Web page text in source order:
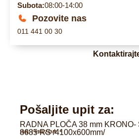
Subota:08:00-14:00
Pozovite nas
011 441 00 30
Pošaljite upit za:
RADNA PLOČA 38 mm
8685 RS /4100x600mm/
IME I PREZIME *